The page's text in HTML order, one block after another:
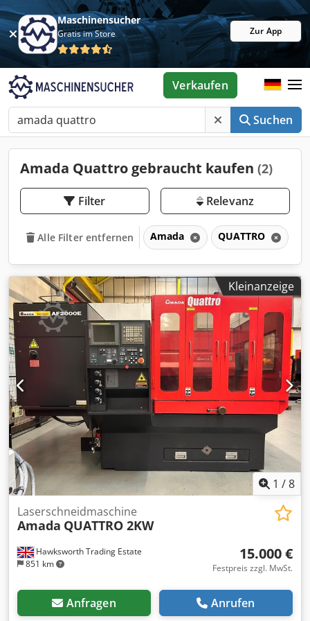
Maschinensucher
Gratis im Store Zur App
Suchen
Verkaufen
Amada Quattro gebraucht kaufen (2)
Filter Relevanz
Alle Filter entfernen Amada QUATTRO
Kleinanzeige
1 /8
Hawksworth Trading Estate
851 km
Laserschneidmaschine
Amada QUATTRO 2KW
15.000 €
Festpreis zzgl. MwSt.
Anfragen Anrufen